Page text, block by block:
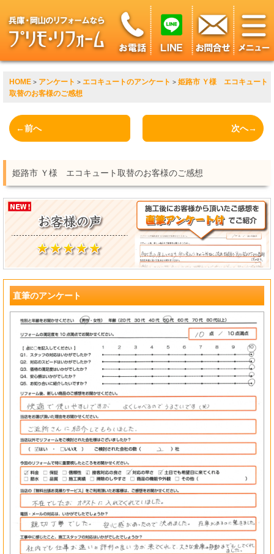
HOME > アンケート > エコキュートのアンケート > 姫路市 Ｙ様 エコキュート
取替のお客様のご感想
←前へ 次へ→
姫路市 Ｙ様 エコキュート取替のお客様のご感想
直筆のアンケート